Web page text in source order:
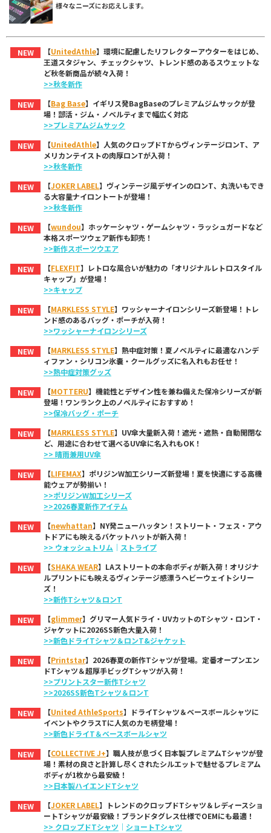
様々なニーズにお応えします。
NEW 【UnitedAthle】環境に配慮したリフレクターアウターをはじめ、
王道スタジャン、チェックシャツ、トレンド感のあるスウェットな
ど秋冬新商品が続々入荷！
>>秋冬新作
NEW
【Bag Base】イギリス発BagBaseのプレミアムジムサックが登
場！部活・ジム・ノベルティまで幅広く対応
>>プレミアムジムサック
NEW
【UnitedAthle】人気のクロップドTからヴィンテージロンT、ア
メリカンテイストの肉厚ロンTが入荷！
>>秋冬新作
NEW
【JOKER LABEL】ヴィンテージ風デザインのロンT、丸洗いもでき
る大容量ナイロントートが登場！
>>秋冬新作
NEW
【wundou】ホッケーシャツ・ゲームシャツ・ラッシュガードなど
本格スポーツウェア新作も卸売！
>>新作スポーツウエア
NEW
【FLEXFIT】レトロな風合いが魅力の「オリジナルレトロスタイル
キャップ」が登場！
>>キャップ
NEW
【MARKLESS STYLE】ワッシャーナイロンシリーズ新登場！トレ
ンド感のあるバッグ・ポーチが入荷！
>>ワッシャーナイロンシリーズ
NEW
【MARKLESS STYLE】熱中症対策！夏ノベルティに最適なハンデ
ィファン・シリコン氷嚢・クールグッズに名入れもお任せ！
>>熱中症対策グッズ
NEW
【MOTTERU】機能性とデザイン性を兼ね備えた保冷シリーズが新
登場！ワンランク上のノベルティにおすすめ！
>>保冷バッグ・ポーチ
NEW
【MARKLESS STYLE】UV傘大量新入荷！遮光・遮熱・自動開閉な
ど、用途に合わせて選べるUV傘に名入れもOK！
>> 晴雨兼用UV傘
NEW
【LIFEMAX】ポリジンW加工シリーズ新登場！夏を快適にする高機
能ウェアが勢揃い！
>>ポリジンW加工シリーズ
>>2026春夏新作アイテム
NEW
【newhattan】NY発ニューハッタン！ストリート・フェス・アウ
トドアにも映えるバケットハットが新入荷！
>> ウォッシュトリム ｜ ストライプ
NEW
【SHAKA WEAR】LAストリートの本命ボディが新入荷！オリジナ
ルプリントにも映えるヴィンテージ感漂うヘビーウェイトシリー
ズ！
>>新作Tシャツ＆ロンT
NEW
【glimmer】グリマー人気ドライ・UVカットのTシャツ・ロンT・
ジャケットに2026SS新色大量入荷！
>>新色ドライTシャツ＆ロンT&ジャケット
NEW
【Printstar】2026春夏の新作Tシャツが登場。定番オープンエン
ドTシャツ＆超厚手ビッグTシャツが入荷！
>>プリントスター新作Tシャツ
>>2026SS新色Tシャツ＆ロンT
NEW
【United AthleSports】ドライTシャツ＆ベースボールシャツに
イベントやクラスTに人気のカモ柄登場！
>>新色ドライT＆ベースボールシャツ
NEW
【COLLECTIVE J+】職人技が息づく日本製プレミアムTシャツが登
場！素材の良さと計算し尽くされたシルエットで魅せるプレミアム
ボディが1枚から最安級！
>>日本製ハイエンドTシャツ
NEW
【JOKER LABEL】トレンドのクロップドTシャツ＆レディースショ
ートTシャツが最安級！ブランドタグレス仕様でOEMにも最適！
>> クロップドTシャツ ｜ ショートTシャツ